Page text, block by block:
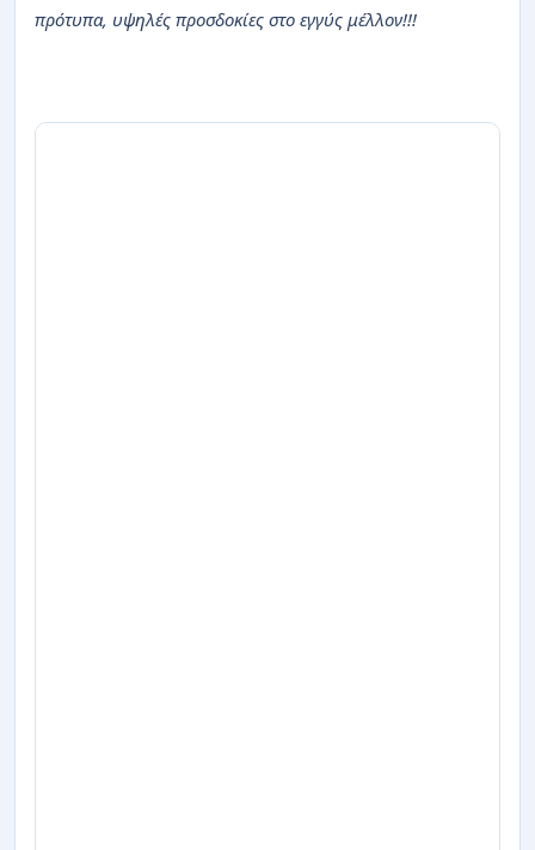
πρότυπα, υψηλές προσδοκίες στο εγγύς μέλλον!!!